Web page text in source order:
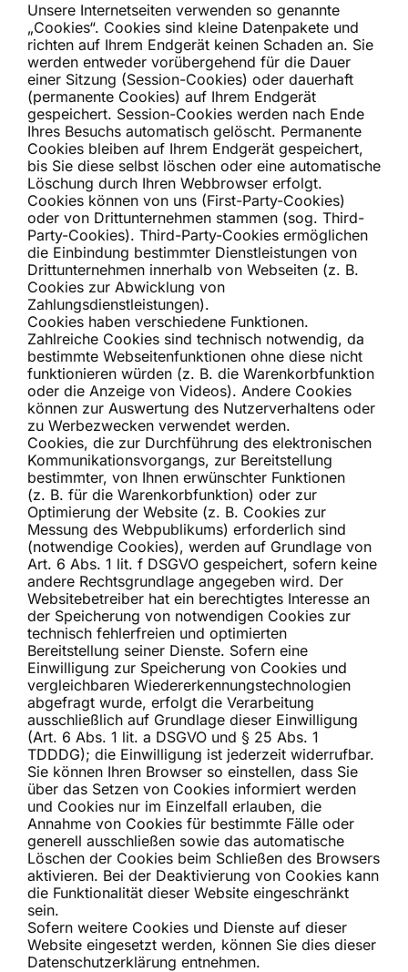
Unsere Internetseiten verwenden so genannte
„Cookies“. Cookies sind kleine Datenpakete und
richten auf Ihrem Endgerät keinen Schaden an. Sie
werden entweder vorübergehend für die Dauer
einer Sitzung (Session-Cookies) oder dauerhaft
(permanente Cookies) auf Ihrem Endgerät
gespeichert. Session-Cookies werden nach Ende
Ihres Besuchs automatisch gelöscht. Permanente
Cookies bleiben auf Ihrem Endgerät gespeichert,
bis Sie diese selbst löschen oder eine automatische
Löschung durch Ihren Webbrowser erfolgt.
Cookies können von uns (First-Party-Cookies)
oder von Drittunternehmen stammen (sog. Third-
Party-Cookies). Third-Party-Cookies ermöglichen
die Einbindung bestimmter Dienstleistungen von
Drittunternehmen innerhalb von Webseiten (z. B.
Cookies zur Abwicklung von
Zahlungsdienstleistungen).
Cookies haben verschiedene Funktionen.
Zahlreiche Cookies sind technisch notwendig, da
bestimmte Webseitenfunktionen ohne diese nicht
funktionieren würden (z. B. die Warenkorbfunktion
oder die Anzeige von Videos). Andere Cookies
können zur Auswertung des Nutzerverhaltens oder
zu Werbezwecken verwendet werden.
Cookies, die zur Durchführung des elektronischen
Kommunikationsvorgangs, zur Bereitstellung
bestimmter, von Ihnen erwünschter Funktionen
(z. B. für die Warenkorbfunktion) oder zur
Optimierung der Website (z. B. Cookies zur
Messung des Webpublikums) erforderlich sind
(notwendige Cookies), werden auf Grundlage von
Art. 6 Abs. 1 lit. f DSGVO gespeichert, sofern keine
andere Rechtsgrundlage angegeben wird. Der
Websitebetreiber hat ein berechtigtes Interesse an
der Speicherung von notwendigen Cookies zur
technisch fehlerfreien und optimierten
Bereitstellung seiner Dienste. Sofern eine
Einwilligung zur Speicherung von Cookies und
vergleichbaren Wiedererkennungstechnologien
abgefragt wurde, erfolgt die Verarbeitung
ausschließlich auf Grundlage dieser Einwilligung
(Art. 6 Abs. 1 lit. a DSGVO und § 25 Abs. 1
TDDDG); die Einwilligung ist jederzeit widerrufbar.
Sie können Ihren Browser so einstellen, dass Sie
über das Setzen von Cookies informiert werden
und Cookies nur im Einzelfall erlauben, die
Annahme von Cookies für bestimmte Fälle oder
generell ausschließen sowie das automatische
Löschen der Cookies beim Schließen des Browsers
aktivieren. Bei der Deaktivierung von Cookies kann
die Funktionalität dieser Website eingeschränkt
sein.
Sofern weitere Cookies und Dienste auf dieser
Website eingesetzt werden, können Sie dies dieser
Datenschutzerklärung entnehmen.